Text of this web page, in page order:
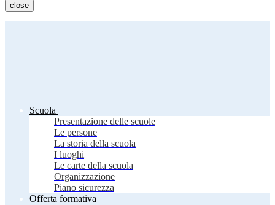
close
Scuola
Presentazione delle scuole
Le persone
La storia della scuola
I luoghi
Le carte della scuola
Organizzazione
Piano sicurezza
Offerta formativa